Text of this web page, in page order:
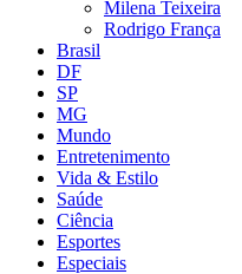
Milena Teixeira
Rodrigo França
Brasil
DF
SP
MG
Mundo
Entretenimento
Vida & Estilo
Saúde
Ciência
Esportes
Especiais